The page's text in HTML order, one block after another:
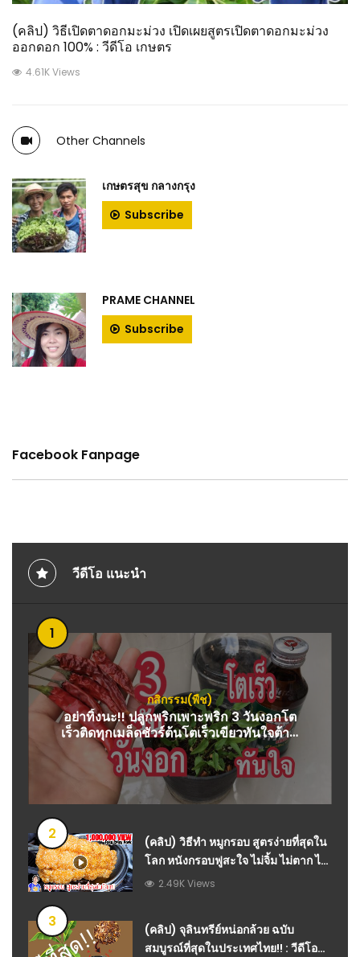
(คลิป) วิธีเปิดตาดอกมะม่วง เปิดเผยสูตรเปิดตาดอกมะม่วง
ออกดอก 100% : วีดีโอ เกษตร
4.61K Views
Other Channels
เกษตรสุข กลางกรุง
Subscribe
PRAME CHANNEL
Subscribe
Facebook Fanpage
วีดีโอ แนะนำ
1
กสิกรรม(พืช)
อย่าทิ้งนะ!! ปลูกพริกเพาะพริก 3 วันงอกโต
เร็วติดทุกเมล็ดชัวร์ต้นโตเร็วเขียวทันใจต้าน
โรคแมลงมด
2
(คลิป) วิธีทำ หมูกรอบ สูตรง่ายที่สุดใน
โลก หนังกรอบฟูสะใจ ไม่จิ้ม ไม่ตาก ไม่
ต้ม : วีดีโอ เกษตร
2.49K Views
3
(คลิป) จุลินทรีย์หน่อกล้วย ฉบับ
สมบูรณ์ที่สุดในประเทศไทย!! : วีดีโอ